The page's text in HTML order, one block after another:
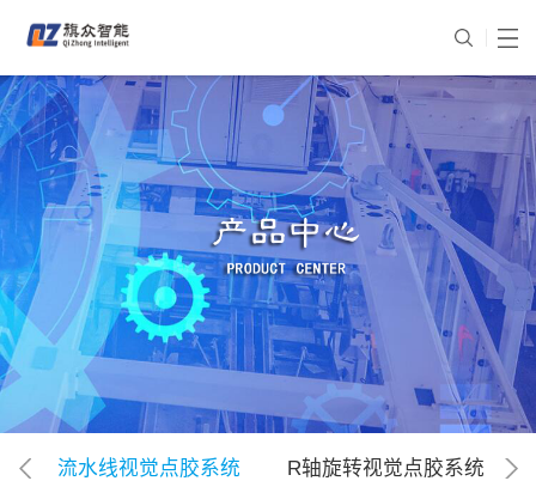
流水线视觉点胶系统 R轴旋转视觉点胶系统